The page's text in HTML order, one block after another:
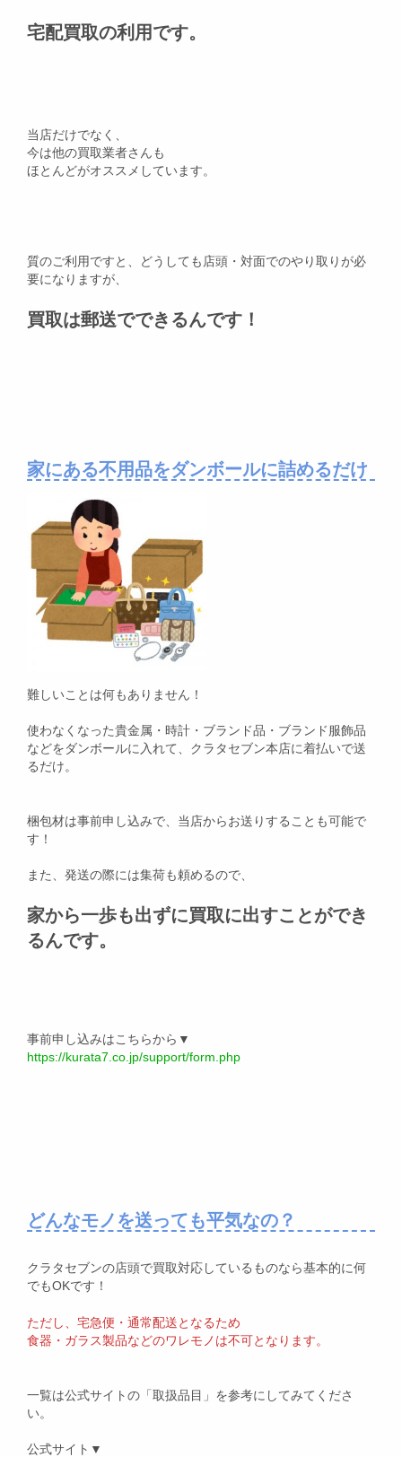
宅配買取の利用です。
当店だけでなく、
今は他の買取業者さんも
ほとんどがオススメしています。
質のご利用ですと、どうしても店頭・対面でのやり取りが必
要になりますが、
買取は郵送でできるんです！
家にある不用品をダンボールに詰めるだけ
難しいことは何もありません！
使わなくなった貴金属・時計・ブランド品・ブランド服飾品
などをダンボールに入れて、クラタセブン本店に着払いで送
るだけ。
梱包材は事前申し込みで、当店からお送りすることも可能で
す！
また、発送の際には集荷も頼めるので、
家から一歩も出ずに買取に出すことができ
るんです。
事前申し込みはこちらから▼
https://kurata7.co.jp/support/form.php
どんなモノを送っても平気なの？
クラタセブンの店頭で買取対応しているものなら基本的に何
でもOKです！
ただし、宅急便・通常配送となるため
食器・ガラス製品などのワレモノは不可となります。
一覧は公式サイトの「取扱品目」を参考にしてみてくださ
い。
公式サイト▼